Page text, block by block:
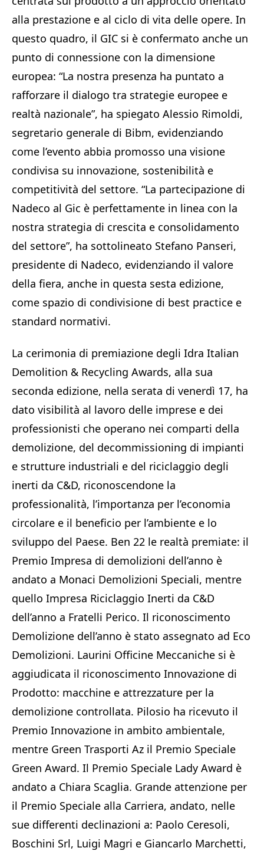
alla prestazione e al ciclo di vita delle opere. In
questo quadro, il GIC si è confermato anche un
punto di connessione con la dimensione
europea: “La nostra presenza ha puntato a
rafforzare il dialogo tra strategie europee e
realtà nazionale”, ha spiegato Alessio Rimoldi,
segretario generale di Bibm, evidenziando
come l’evento abbia promosso una visione
condivisa su innovazione, sostenibilità e
competitività del settore. “La partecipazione di
Nadeco al Gic è perfettamente in linea con la
nostra strategia di crescita e consolidamento
del settore”, ha sottolineato Stefano Panseri,
presidente di Nadeco, evidenziando il valore
della fiera, anche in questa sesta edizione,
come spazio di condivisione di best practice e
standard normativi.
La cerimonia di premiazione degli Idra Italian
Demolition & Recycling Awards, alla sua
seconda edizione, nella serata di venerdì 17, ha
dato visibilità al lavoro delle imprese e dei
professionisti che operano nei comparti della
demolizione, del decommissioning di impianti
e strutture industriali e del riciclaggio degli
inerti da C&D, riconoscendone la
professionalità, l’importanza per l’economia
circolare e il beneficio per l’ambiente e lo
sviluppo del Paese. Ben 22 le realtà premiate: il
Premio Impresa di demolizioni dell’anno è
andato a Monaci Demolizioni Speciali, mentre
quello Impresa Riciclaggio Inerti da C&D
dell’anno a Fratelli Perico. Il riconoscimento
Demolizione dell’anno è stato assegnato ad Eco
Demolizioni. Laurini Officine Meccaniche si è
aggiudicata il riconoscimento Innovazione di
Prodotto: macchine e attrezzature per la
demolizione controllata. Pilosio ha ricevuto il
Premio Innovazione in ambito ambientale,
mentre Green Trasporti Az il Premio Speciale
Green Award. Il Premio Speciale Lady Award è
andato a Chiara Scaglia. Grande attenzione per
il Premio Speciale alla Carriera, andato, nelle
sue differenti declinazioni a: Paolo Ceresoli,
Boschini Srl, Luigi Magri e Giancarlo Marchetti,